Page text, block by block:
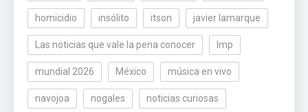
homicidio insólito itson javier lamarque
Las noticias que vale la pena conocer lmp
mundial 2026 México música en vivo
navojoa nogales noticias curiosas